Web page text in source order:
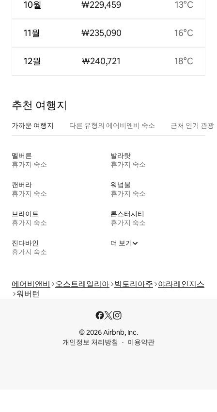
10월
11월
12월
₩229,459
₩235,090
₩240,721
13°C
16°C
18°C
추천 여행지
가까운 여행지 다른 유형의 에어비앤비 숙소 근처 인기 관광
멜버른
휴가지 숙소
발라랏
휴가지 숙소
캔버라
휴가지 숙소
워넘불
휴가지 숙소
브라이트
휴가지 숙소
론스터시티
휴가지 숙소
진다바인
휴가지 숙소
더 보기
에어비앤비 오스트레일리아 빅토리아주 야라레인지스
워버턴
© 2026 Airbnb, Inc.
개인정보 처리방침
이용약관